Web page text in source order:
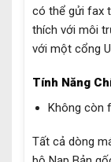
có thể gửi fax
thích với môi
với một cổng
Tính Năng
Không còn
Tất cả dòng